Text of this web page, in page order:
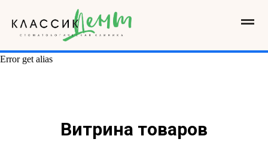
Error get alias
Витрина товаров